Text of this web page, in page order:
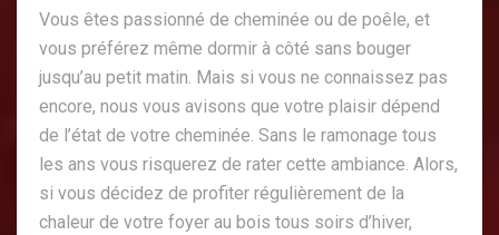
Vous êtes passionné de cheminée ou de poêle, et
vous préférez même dormir à côté sans bouger
jusqu’au petit matin. Mais si vous ne connaissez pas
encore, nous vous avisons que votre plaisir dépend
de l’état de votre cheminée. Sans le ramonage tous
les ans vous risquerez de rater cette ambiance. Alors,
si vous décidez de profiter régulièrement de la
chaleur de votre foyer au bois tous soirs d’hiver,